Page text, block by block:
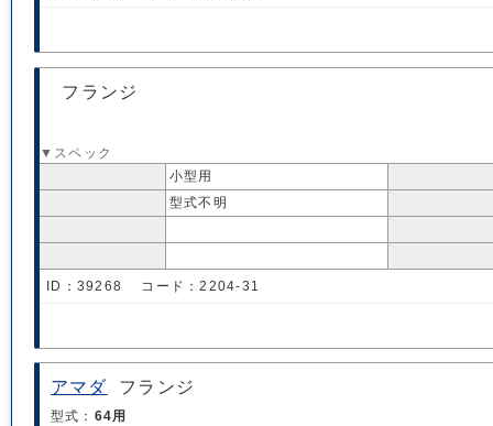
フランジ
▼スペック
小型用
型式不明
ID：39268 コード：2204-31
アマダ フランジ
型式： 64用